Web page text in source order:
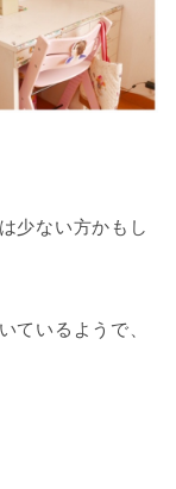
少ない方かもし
ているようで、